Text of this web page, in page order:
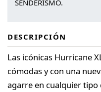
SENDERISMO.
DESCRIPCIÓN
Las icónicas Hurricane
cómodas y con una
agarre en cualquier tipo